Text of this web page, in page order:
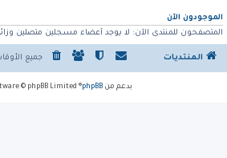
الموجودون الآن
المتصفحون للمنتدى الآن: لا يوجد أعضاء مسجلين متصلين
المنتديات جميع
بدعم من phpBB
® Forum Software © phpBB Limited